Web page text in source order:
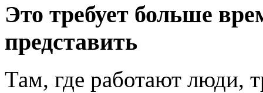
Это требует больше
представить
Там, где работают люди,